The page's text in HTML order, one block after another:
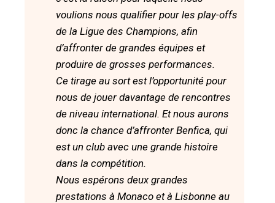
voulions nous qualifier pour les play-offs
de la Ligue des Champions, afin
d’affronter de grandes équipes et
produire de grosses performances.
Ce tirage au sort est l’opportunité pour
nous de jouer davantage de rencontres
de niveau international. Et nous aurons
donc la chance d’affronter Benfica, qui
est un club avec une grande histoire
dans la compétition.
Nous espérons deux grandes
prestations à Monaco et à Lisbonne au